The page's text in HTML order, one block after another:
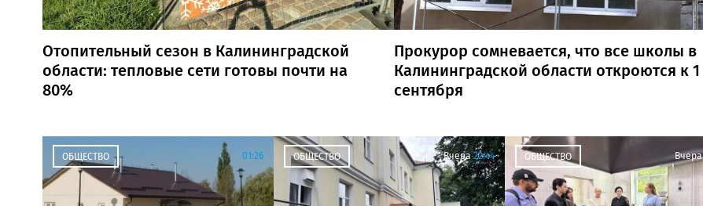
Отопительный сезон в Калининградской
области: тепловые сети готовы почти на
80%
Прокурор сомневается, что все школы в
Калининградской области откроются к 1
сентября
ОБЩЕСТВО 01:26 ОБЩЕСТВО Вчера 22:44 ОБЩЕСТВО Вчера